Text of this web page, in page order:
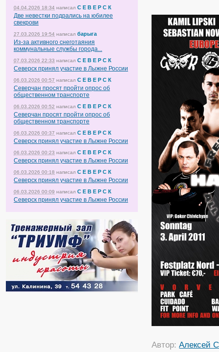
04.04.2026 18:34 написал С Е В Е Р С К
Две невестки подрались на юбилее
свекрови
27.03.2026 19:54 написал барыга
Из-за активного снеготаяния
коммунальные службы города...
07.03.2026 22:33 написал С Е В Е Р С К
Северск принял участие в Лыжне России
06.03.2026 00:57 написал С Е В Е Р С К
Северчан просят пройти опрос об
общественном транспорте
06.03.2026 00:52 написал С Е В Е Р С К
Северчан просят пройти опрос об
общественном транспорте
06.03.2026 00:37 написал С Е В Е Р С К
Северск принял участие в Лыжне России
06.03.2026 00:23 написал С Е В Е Р С К
Северск принял участие в Лыжне России
06.03.2026 00:18 написал С Е В Е Р С К
Северск принял участие в Лыжне России
06.03.2026 00:09 написал С Е В Е Р С К
Северск принял участие в Лыжне России
Автор:Алексей